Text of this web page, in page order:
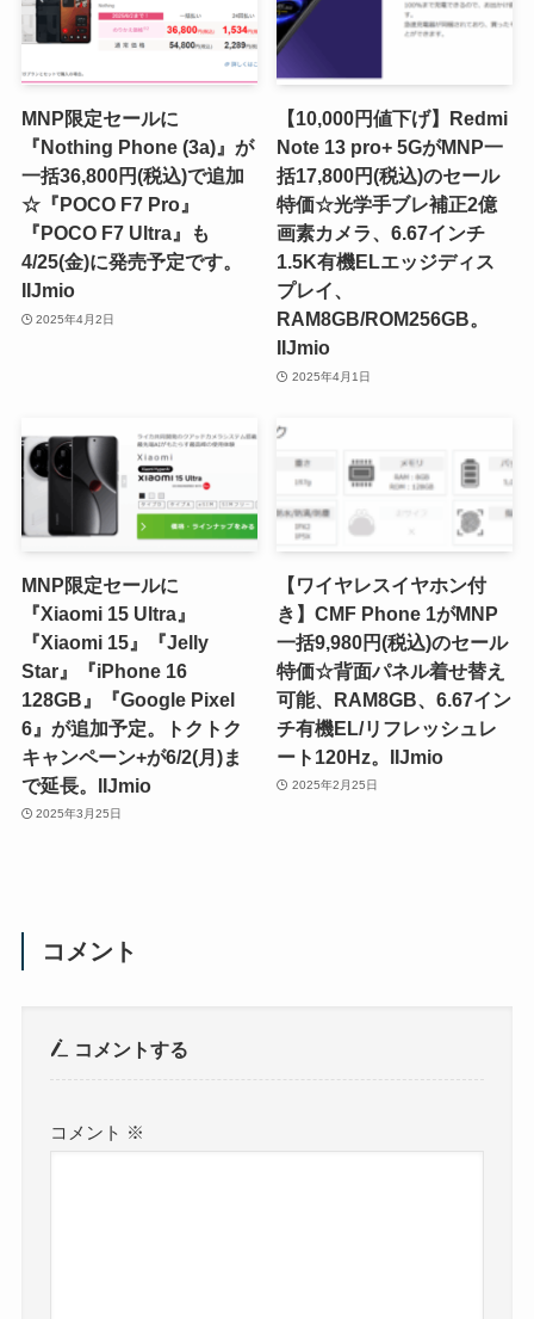
MNP限定セールに
『Nothing Phone (3a)』が
一括36,800円(税込)で追加
☆『POCO F7 Pro』
『POCO F7 Ultra』も
4/25(金)に発売予定です。
IIJmio
2025年4月2日
【10,000円値下げ】Redmi
Note 13 pro+ 5GがMNP一
括17,800円(税込)のセール
特価☆光学手ブレ補正2億
画素カメラ、6.67インチ
1.5K有機ELエッジディス
プレイ、
RAM8GB/ROM256GB。
IIJmio
2025年4月1日
MNP限定セールに
『Xiaomi 15 Ultra』
『Xiaomi 15』『Jelly
Star』『iPhone 16
128GB』『Google Pixel
6』が追加予定。トクトク
キャンペーン+が6/2(月)ま
で延長。IIJmio
2025年3月25日
【ワイヤレスイヤホン付
き】CMF Phone 1がMNP
一括9,980円(税込)のセール
特価☆背面パネル着せ替え
可能、RAM8GB、6.67イン
チ有機EL/リフレッシュレ
ート120Hz。IIJmio
2025年2月25日
コメント
コメントする
コメント ※